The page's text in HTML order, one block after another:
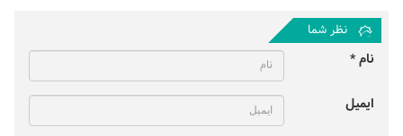
نظر شما
نام *
ایمیل